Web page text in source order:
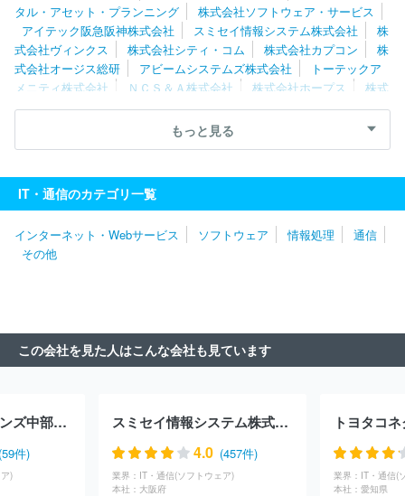
タル・アセット・プランニング
株式会社ソフトウェア・サービス
アイテック阪急阪神株式会社
スミセイ情報システム株式会社
株
式会社ヴィンクス
株式会社シティ・コム 株式会社カプコン
株
式会社オージス総研
アビームシステムズ株式会社
トーテックア
メニティ株式会社
ＮＣＳ＆Ａ株式会社 株式会社ホープス
株式
会社日立産業制御ソリューションズ
株式会社エスピック
株式会
株式会社大塚商会
エフサステクノロジーズ株式会社
鉄日立システムソリューションズ株式会社
株式会社日立ソリューシ
ョンズ
ＮＥＣフィールディング株式会社
ジネスプロセスデザイン株式会社
伊藤忠テクノソリューションズ株
式会社
社フォーカスシステムズ
株式会社マーブル
株式会社ＪＳＯＬ
株式会社ＢＲＥＸＡ Ｔｅｃｈｎｏｌｏｇｙ
株式会社エル・ティー・エス
アイエックス・ナレッジ株式会社
ス株式会社
日本タタ・コンサルタンシー・サービシズ株式会社
日本IBM株式会社
株式会社構造計画研究所
株式会社ＣＩＪ
株式会社コア
日本電気通信システム株式会社
ニッセイ情報テクノロジー株式会社
株式会社ニッセイコム
もっと見る
IT・通信のカテゴリ一覧
インターネット・Webサービス ソフトウェア 情報処理
通信
その他
この会社を見た人はこんな会社も見ています
日鉄ソリューションズ中部株式会社
件)
)
スミセイ情報システム株式会社
4.0 (457件)
業界： IT・通信(ソフトウェア)
本社： 大阪府
業界： IT・通信(
本社： 愛知県